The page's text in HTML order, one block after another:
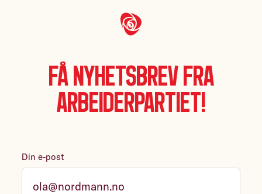
Få nyhetsbrev fra
Arbeiderpartiet!
Din e-post